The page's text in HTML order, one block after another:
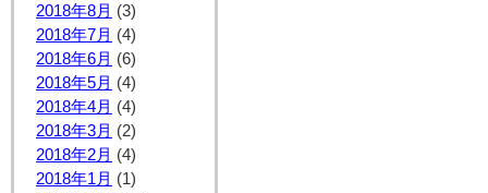
2018年8月 (3)
2018年7月 (4)
2018年6月 (6)
2018年5月 (4)
2018年4月 (4)
2018年3月 (2)
2018年2月 (4)
2018年1月 (1)